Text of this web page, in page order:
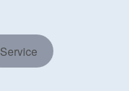
Service